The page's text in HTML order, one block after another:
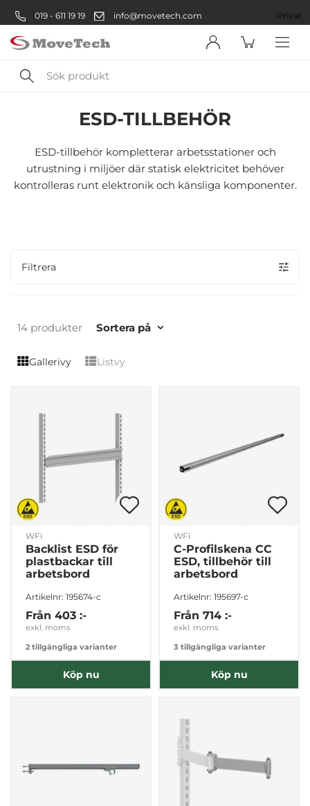
019 - 611 19 19 info@movetech.com Privat
Sök
produktSäkerhetsprodukter
ESD-TILLBEHÖR
ESD-tillbehör kompletterar arbetsstationer och
utrustning i miljöer där statisk elektricitet behöver
kontrolleras runt elektronik och känsliga komponenter.
Filtrera
14 produkter Sortera på
Gallerivy Listvy
WFi
Backlist ESD för
plastbackar till
arbetsbord
Artikelnr: 195674-c
Från 403 :-
exkl. moms
2 tillgängliga varianter
Köp nu
WFi
C-Profilskena CC
ESD, tillbehör till
arbetsbord
Artikelnr: 195697-c
Från 714 :-
exkl. moms
3 tillgängliga varianter
Köp nu
Välkommen! Välj hur du vill
handla:
Företag